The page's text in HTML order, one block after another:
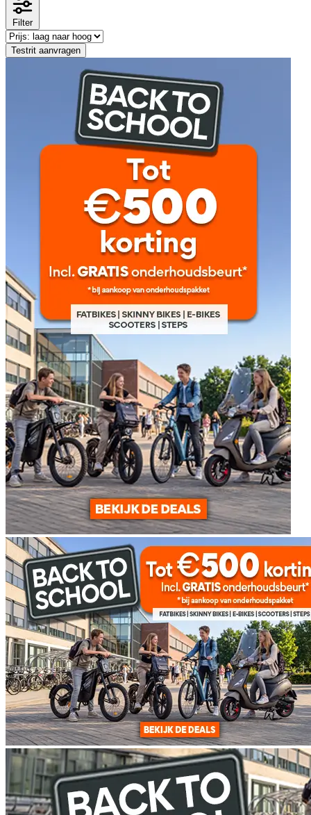
Filter
Testrit aanvragen